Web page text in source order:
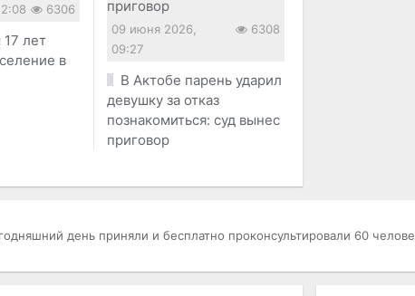
6306
лет
в
09 июня 2026,
09:27
6308
В Актобе парень ударил
девушку за отказ
познакомиться: суд вынес
приговор
день приняли и бесплатно проконсультировали 60